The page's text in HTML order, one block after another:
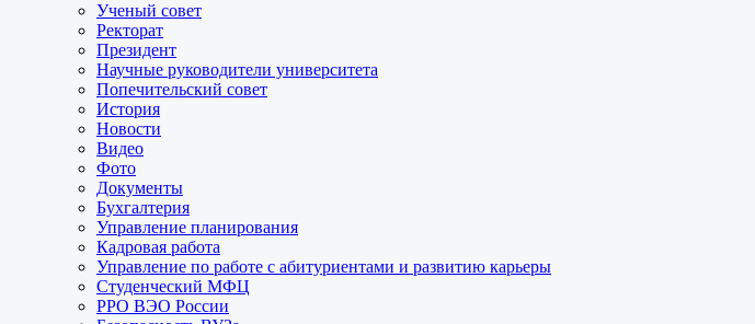
Ученый совет
Ректорат
Президент
Научные руководители университета
Попечительский совет
История
Новости
Видео
Фото
Документы
Бухгалтерия
Управление планирования
Кадровая работа
Управление по работе с абитуриентами и развитию карьеры
Студенческий МФЦ
РРО ВЭО России